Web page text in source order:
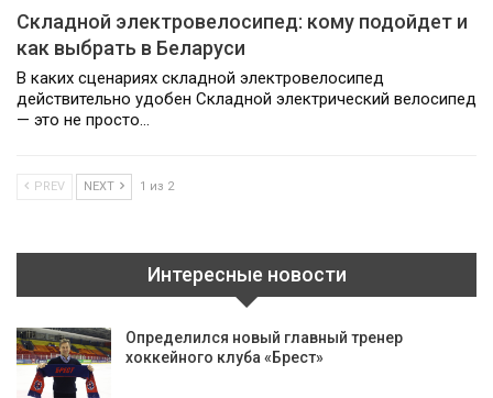
Складной электровелосипед: кому подойдет и
как выбрать в Беларуси
В каких сценариях складной электровелосипед
действительно удобен Складной электрический велосипед
— это не просто…
PREV NEXT 1 из 2
Интересные новости
Определился новый главный тренер
хоккейного клуба «Брест»